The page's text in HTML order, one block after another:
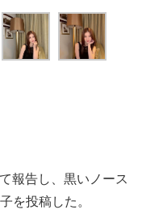
報告し、黒いノース
を投稿した。